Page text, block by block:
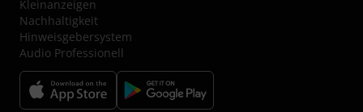
Kleinanzeigen
Nachhaltigkeit
Hinweisgebersystem
Audio Professionell